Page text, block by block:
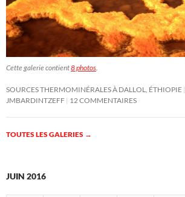
Cette galerie contient8 photos
SOURCES THERMOMINÉRALES À DALLOL, ÉTHIOPIE
JMBARDINTZEFF 12 COMMENTAIRES
TOUTES LES GALERIES →
JUIN 2016